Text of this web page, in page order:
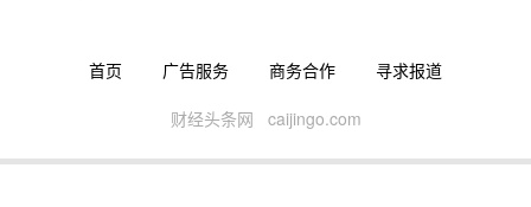
首页 广告服务 商务合作 寻求报道
财经头条网 caijingo.com